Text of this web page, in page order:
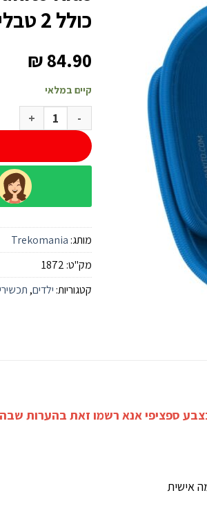
כולל 2 טבליות
₪84.90
קיים במלאי
כמות של Parakito Kids צמיד נגד יתושים לילדים כולל 2 טבליות
מותג: Trekomania
מק"ט: 1872
קטגוריות: ילדים,
ספציפי אנא רשמו זאת בהערות
אישית